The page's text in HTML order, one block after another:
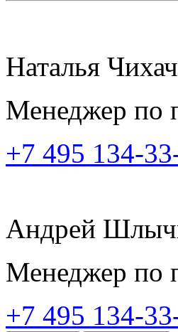
Наталья
Менеджер по
+7 495 134-
Андрей
Менеджер по
+7 495 134-